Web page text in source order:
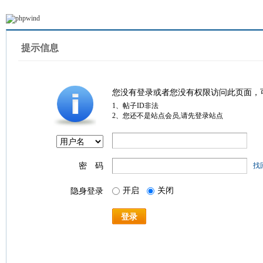
提示信息
您没有登录或者您没有权限访问此页面
1、帖子ID非法
2、您还不是站点会员,请先登录站点
密 码 找
隐身登录 开启 关闭
登录